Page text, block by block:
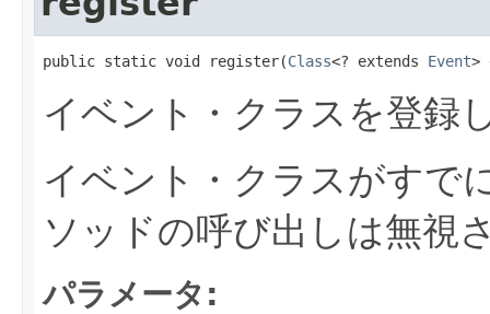
public static void register​(Class<? extends Event>
イベント・クラスを登録
イベント・クラスがすで
ソッドの呼び出しは無視
パラメータ: